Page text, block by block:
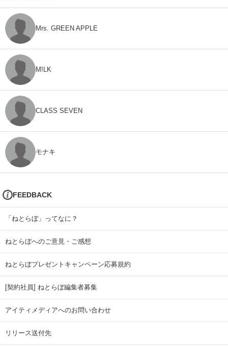
Mrs. GREEN APPLE
M!LK
CLASS SEVEN
モナキ
FEEDBACK
「ねとらぼ」ってなに？
ねとらぼへのご意見・ご感想
ねとらぼプレゼントキャンペーン応募規約
[契約社員] ねとらぼ編集者募集
アイティメディアへのお問い合わせ
リリース送付先